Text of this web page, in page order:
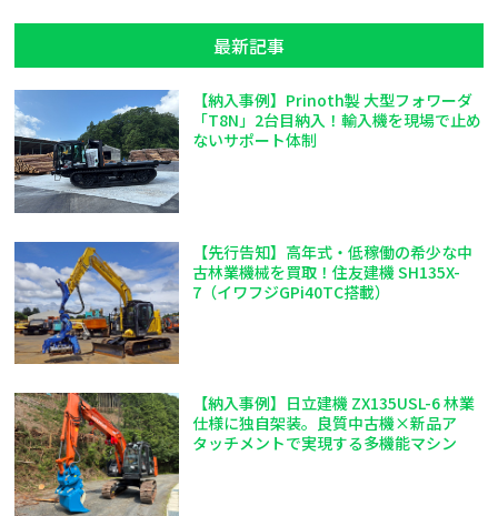
最新記事
【納入事例】Prinoth製 大型フォワーダ
「T8N」2台目納入！輸入機を現場で止め
ないサポート体制
【先行告知】高年式・低稼働の希少な中
古林業機械を買取！住友建機 SH135X-
7（イワフジGPi40TC搭載）
【納入事例】日立建機 ZX135USL-6 林業
仕様に独自架装。良質中古機×新品ア
タッチメントで実現する多機能マシン